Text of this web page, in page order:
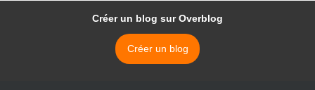
Créer un blog sur Overblog
Créer un blog